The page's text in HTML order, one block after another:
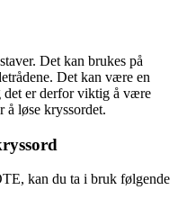
Det kan brukes på
Det kan være en
det er derfor viktig å være
å løse kryssordet.
kan du ta i bruk følgende